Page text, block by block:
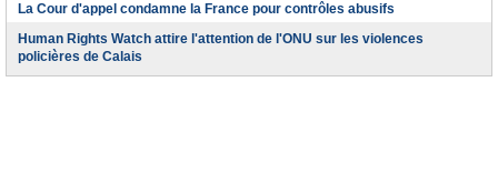
La Cour d'appel condamne la France pour contrôles abusifs
Human Rights Watch attire l'attention de l'ONU sur les violences
policières de Calais